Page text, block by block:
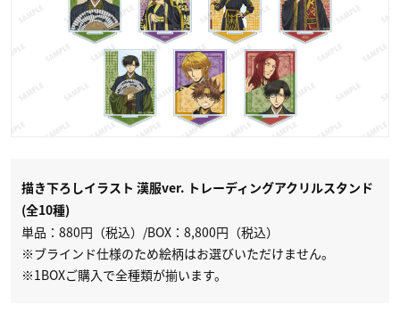
描き下ろしイラスト 漢服ver. トレーディングアクリルスタンド
(全10種)
単品：880円（税込）/BOX：8,800円（税込）
※ブラインド仕様のため絵柄はお選びいただけません。
※1BOXご購入で全種類が揃います。